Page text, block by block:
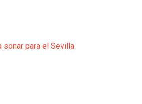
sonar para el Sevilla